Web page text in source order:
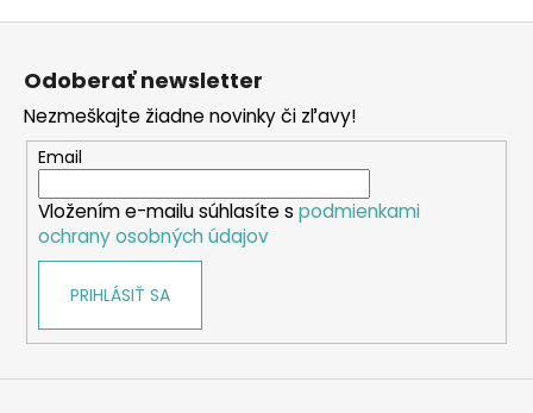
Z
Odoberať newsletter
Nezmeškajte žiadne novinky či zľavy!
Email
Vložením e-mailu súhlasíte s podmienkami
ochrany osobných údajov
PRIHLÁSIŤ SA